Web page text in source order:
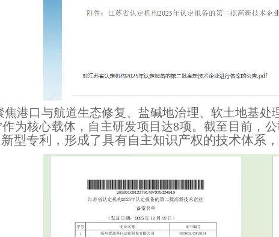
焦港口与航道生态修复、盐碱地治理、软土地基处
为核心载体，自主研发项目达8项。截至目前，
型专利，形成了具有自主知识产权的技术体系